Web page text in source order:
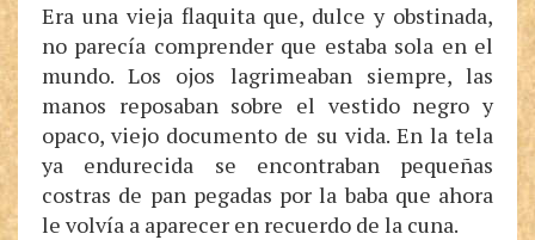
Era una vieja flaquita que, dulce y obstinada,
no parecía comprender que estaba sola en el
mundo. Los ojos lagrimeaban siempre, las
manos reposaban sobre el vestido negro y
opaco, viejo documento de su vida. En la tela
ya endurecida se encontraban pequeñas
costras de pan pegadas por la baba que ahora
le volvía a aparecer en recuerdo de la cuna.